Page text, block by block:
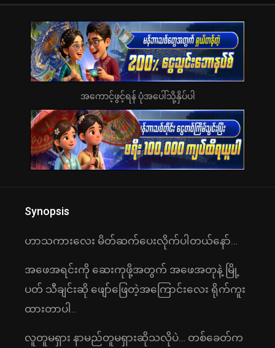
အကောင့်ဖွင့်ရန် ပုံအပေါ်သို့နှိပ်ပါ
Synopsis
ဟာသကားလေး မိတ်ဆက်ပေးလိုက်ပါတယ်နော်…
အဖေအရင်းကို ဆေးကုဖို့အတွက် အဖေအတုနဲ့ မြို့
ပတ် သီချင်းဆို ဖျော်ဖြေတဲ့အကြောင်းလေး ရိုက်ကူး
ထားတာပါ..
လူတူမရှား နာမည်တူမရှားဆိုသလိုပဲ… တစ်ခေတ်က